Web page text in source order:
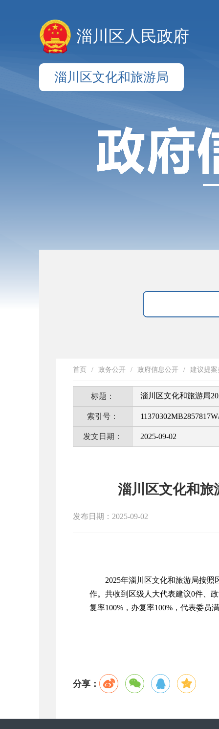
淄川区人民政府
淄川区文化和旅游局
首页 / 政务公开 / 政府信息公开 / 建议提案
标题： 淄川区文化和旅游局
索引号：
发文日期： 2025-09-02
淄川区文化和旅
发布日期：2025-09-02
2025年淄川区文化和旅游局按
作。共收到区级人大代表建议0件、
复率100%，办复率100%，代表委员
分享：